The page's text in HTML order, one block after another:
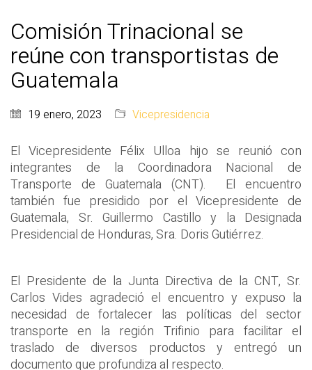
Comisión Trinacional se
reúne con transportistas de
Guatemala
19 enero, 2023 Vicepresidencia
El Vicepresidente Félix Ulloa hijo se reunió con
integrantes de la Coordinadora Nacional de
Transporte de Guatemala (CNT). El encuentro
también fue presidido por el Vicepresidente de
Guatemala, Sr. Guillermo Castillo y la Designada
Presidencial de Honduras, Sra. Doris Gutiérrez.
El Presidente de la Junta Directiva de la CNT, Sr.
Carlos Vides agradeció el encuentro y expuso la
necesidad de fortalecer las políticas del sector
transporte en la región Trifinio para facilitar el
traslado de diversos productos y entregó un
documento que profundiza al respecto.